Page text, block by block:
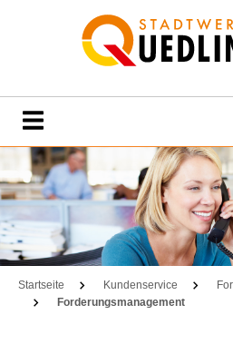
Startseite Kundenservice
Forderungsmanagement